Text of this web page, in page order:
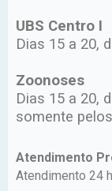
UBS Centro I
Dias 15 a 20,
Zoonoses
Dias 15 a 20,
somente
Atendimento
Atendimento 24